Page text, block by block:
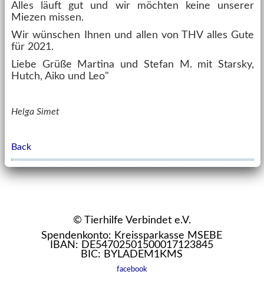
Alles läuft gut und wir möchten keine unserer
Miezen missen.
Wir wünschen Ihnen und allen von THV alles Gute
für 2021.
Liebe Grüße Martina und Stefan M. mit Starsky,
Hutch, Aiko und Leo"
Helga Simet
Back
© Tierhilfe Verbindet e.V.
Spendenkonto: Kreissparkasse MSEBE
IBAN: DE54702501500017123845
BIC: BYLADEM1KMS
facebook